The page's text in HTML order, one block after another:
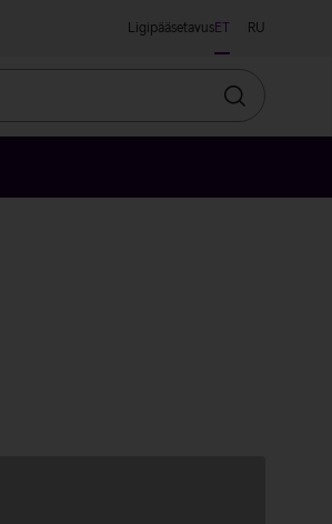
LigipääsetavusET RU
Otsin